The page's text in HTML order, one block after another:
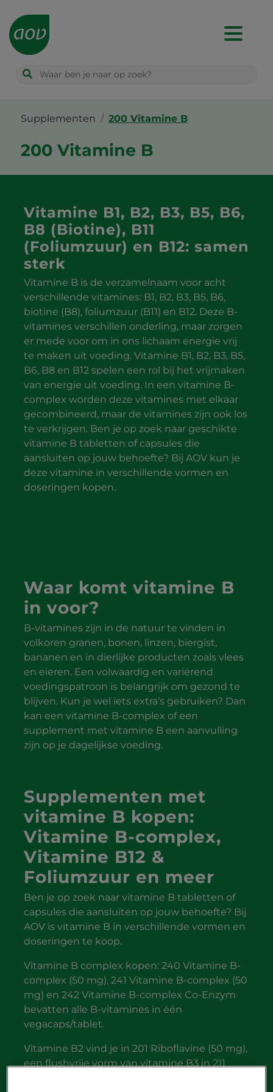
Main
navigation
Supplementen 200 Vitamine B
200 Vitamine B
Vitamine B1, B2, B3, B5, B6,
B8 (Biotine), B11
(Foliumzuur) en B12: samen
sterk
Vitamine B is de verzamelnaam voor acht
verschillende vitamines: B1, B2, B3, B5, B6,
biotine (B8), foliumzuur (B11) en B12. Deze B-
vitamines verschillen onderling, maar zorgen
er mede voor om in ons lichaam energie vrij
te maken uit voeding. Vitamine B1, B2, B3, B5,
B6, B8 en B12 spelen een rol bij het vrijmaken
van energie uit voeding. In een vitamine B-
complex worden deze vitamines met elkaar
gecombineerd, maar de vitamines zijn ook los
te verkrijgen. Ben je op zoek naar geschikte
vitamine B tabletten of capsules die
aansluiten op jouw behoefte? Bij AOV kun je
deze vitamine in verschillende vormen en
doseringen kopen.
Waar komt vitamine B
in voor?
B-vitamines zijn in de natuur te vinden in
volkoren granen, bonen, linzen, biergist,
bananen en in dierlijke producten zoals vlees
en eieren. Een volwaardig en variërend
voedingspatroon is belangrijk om gezond te
blijven. Kun je wel iets extra’s gebruiken? Dan
kan een vitamine B-complex of een
supplement met vitamine B een aanvulling
zijn op je dagelijkse voeding.
Supplementen met
vitamine B kopen:
Vitamine B-complex,
Vitamine B12 &
Foliumzuur en meer
Ben je op zoek naar vitamine B tabletten of
capsules die aansluiten op jouw behoefte? Bij
AOV is vitamine B in verschillende vormen en
doseringen te koop.
Vitamine B complex kopen: 240 Vitamine B-
complex (50 mg), 241 Vitamine B-complex (50
mg) en 242 Vitamine B-complex Co-Enzym
bevatten alle B-vitamines in één
vegacaps/tablet.
Vitamine B2 vind je in 201 Riboflavine (50 mg),
een flushvrije vorm van vitamine B3 in 211